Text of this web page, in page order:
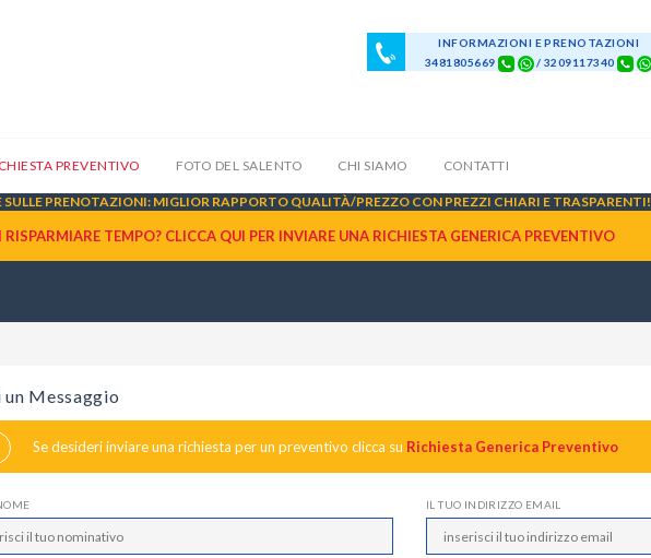
INFORMAZIONI E PRENOTAZIONI
3481805669
/ 3209117340
PREVENTIVO FOTO DEL SALENTO CHI SIAMO CONTATTI
SULLE PRENOTAZIONI: MIGLIOR RAPPORTO QUALITÀ/PREZZO CON PREZZI CHIARI E TRASPARENTI!
RISPARMIARE TEMPO? CLICCA QUI PER INVIARE UNA RICHIESTA GENERICA PREVENTIVO
un Messaggio
Se desideri inviare una richiesta per un preventivo clicca su Richiesta Generica Preventivo
IL TUO INDIRIZZO EMAIL